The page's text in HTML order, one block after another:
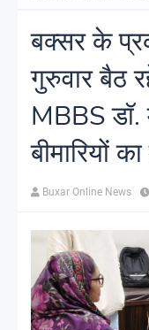
बक्सर के
गुरुवार बैठ
MBBS डॉ.
बीमारियों
Buxar Online News